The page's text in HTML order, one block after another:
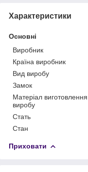
Характеристики
Основні
Виробник
Країна виробник
Вид виробу
Замок
Матеріал виготовлення
виробу
Стать
Стан
Приховати